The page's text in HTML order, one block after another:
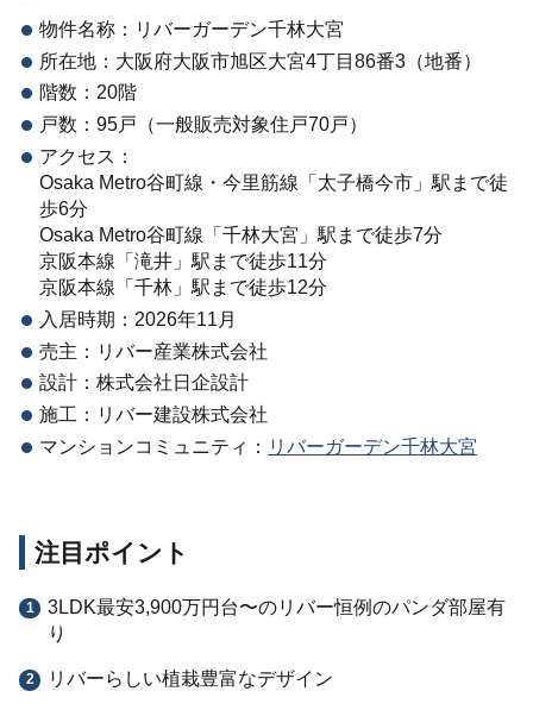
物件名称：リバーガーデン千林大宮
所在地：大阪府大阪市旭区大宮4丁目86番3（地番）
階数：20階
戸数：95戸（一般販売対象住戸70戸）
アクセス：
Osaka Metro谷町線・今里筋線「太子橋今市」駅まで徒
歩6分
Osaka Metro谷町線「千林大宮」駅まで徒歩7分
京阪本線「滝井」駅まで徒歩11分
京阪本線「千林」駅まで徒歩12分
入居時期：2026年11月
売主：リバー産業株式会社
設計：株式会社日企設計
施工：リバー建設株式会社
マンションコミュニティ： リバーガーデン千林大宮
注目ポイント
3LDK最安3,900万円台〜のリバー恒例のパンダ部屋有
り
リバーらしい植栽豊富なデザイン